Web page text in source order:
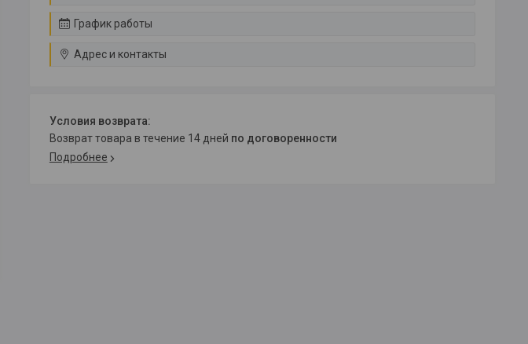
График работы
Адрес и контакты
возврат товара в течение 14 дней по договоренности
Подробнее